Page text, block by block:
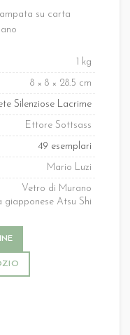
su carta
1 kg
8 × 8 × 28.5 cm
Silenziose Lacrime
Ettore Sottsass
49 esemplari
Mario Luzi
Vetro di Murano
giapponese Atsu Shi